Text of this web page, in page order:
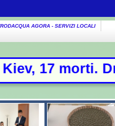
AGORA - SERVIZI LOCALI
con